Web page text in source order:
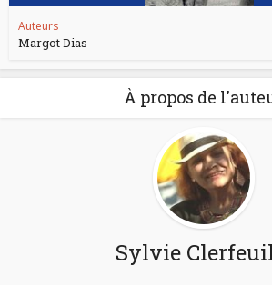
Auteurs
Margot Dias
À propos de
Sylvie